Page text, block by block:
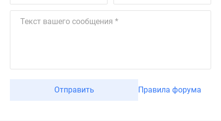
Отправить Правила форума